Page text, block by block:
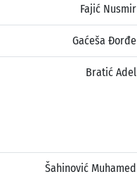
Fajić Nusmir
Gaćeša Đorđe
Bratić Adel
Šahinović Muhamed